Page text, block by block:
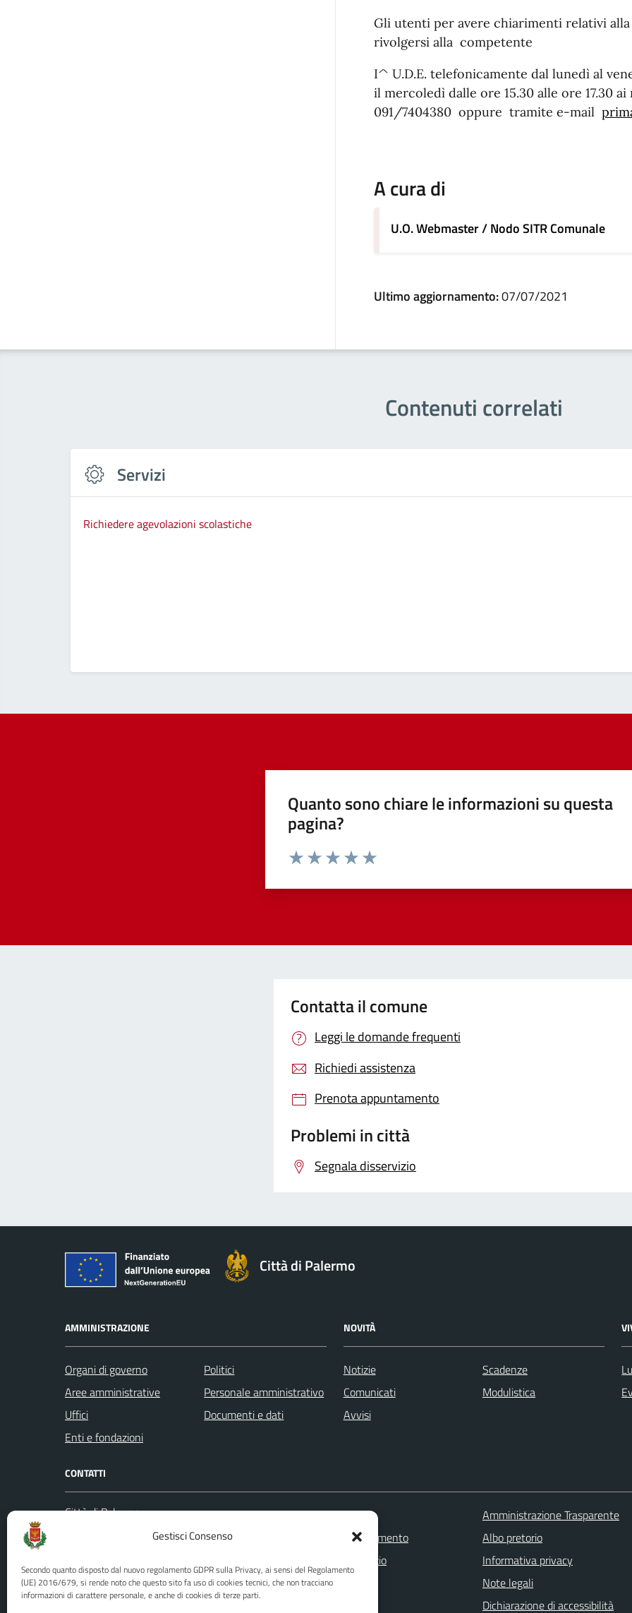
Gestisci Consenso
Secondo quanto disposto dal nuovo regolamento GDPR sulla Privacy, ai sensi del Regolamento
(UE) 2016/679, si rende noto che questo sito fa uso di cookies tecnici, che non tracciano
informazioni di carattere personale, e anche di cookies di terze parti.
Gli utenti per avere chiarimenti relativi
rivolgersi alla competente
I^ U.D.E. telefonicamente dal lunedì al
il mercoledì dalle ore 15.30 alle ore 17.30
091/7404380 oppure tramite e-mail
A cura di
U.O. Webmaster / Nodo SITR Comunale
Ultimo aggiornamento:07/07/2021
Contenuti correlati
Servizi
Richiedere agevolazioni scolastiche
Quanto sono chiare le informazioni su questa
pagina?
Contatta il comune
Leggi le domande frequenti
Richiedi assistenza
Prenota appuntamento
Problemi in città
Segnala disservizio
Città di Palermo
AMMINISTRAZIONE
Organi di governo
Aree amministrative
Uffici
Enti e fondazioni
Politici
Personale amministrativo
Documenti e dati
NOVITÀ
Notizie
Comunicati
Avvisi
Scadenze
Modulistica
CONTATTI
Città di Palermo
Codice fiscale / P. IVA:80016350821
U.O. Ufficio Relazioni con il Pubblico
(URP)
Leggi le FAQ
Prenotazione appuntamento
Segnalazione disservizio
Richiesta assistenza
Amministrazione Trasparente
Albo pretorio
Informativa privacy
Note legali
Dichiarazione di accessibilità